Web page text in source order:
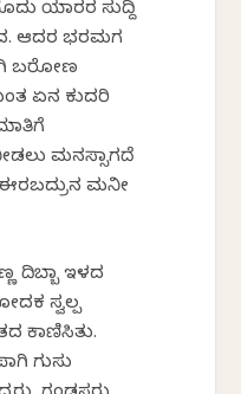
ಯಾರರ ಸುದ್ದಿ
ಆದರ ಭರಮಗ
ಬರೋಣ
ಏನ ಕುದರಿ
ಮನಸ್ಸಾಗದೆ
ಈರಬದ್ರುನ ಮನೀ
ದಿಬ್ಬಾ ಇಳದ
ಸ್ವಲ್ಪ
ಕಾಣಿಸಿತು.
ಗುಸು